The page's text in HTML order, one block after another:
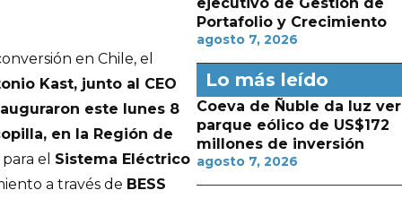
en Chile, el
Kast, junto al CEO
este lunes 8
en la Región de
el Sistema Eléctrico
a través de BESS
Portafolio y Crecimiento
agosto 7, 2026
Lo más leído
Coeva de Ñuble da luz
parque eólico de US$172
millones de inversión
agosto 7, 2026